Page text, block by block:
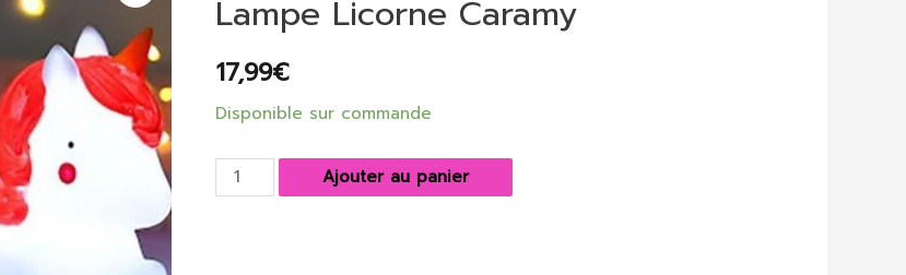
Lampe Licorne Caramy
17,99€
Disponible sur commande
quantité
de
Ajouter au panier